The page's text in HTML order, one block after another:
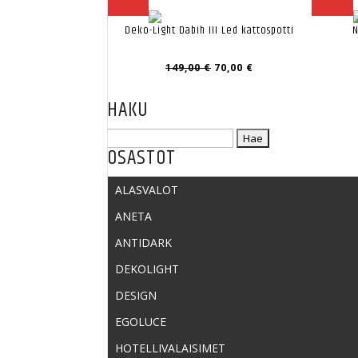
Deko-Light Dabih III Led kattospotti
149,00€ Alkuperäinen
70,00 €
HAKU
OSASTOT
ALASVALOT
ANETA
ANTIDARK
DEKOLIGHT
DESIGN
EGOLUCE
HOTELLIVALAISIMET